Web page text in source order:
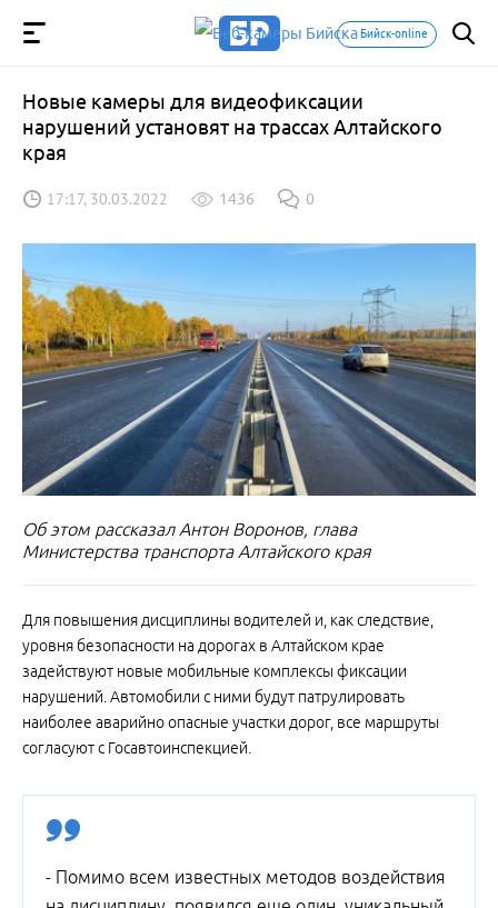
Бийск-online
Новые камеры для видеофиксации
нарушений установят на трассах Алтайского
края
17:17, 30.03.2022 1436 0
Об этом рассказал Антон Воронов, глава
Министерства транспорта Алтайского края
Для повышения дисциплины водителей и, как следствие,
уровня безопасности на дорогах в Алтайском крае
задействуют новые мобильные комплексы фиксации
нарушений. Автомобили с ними будут патрулировать
наиболее аварийно опасные участки дорог, все маршруты
согласуют с Госавтоинспекцией.
- Помимо всем известных методов воздействия